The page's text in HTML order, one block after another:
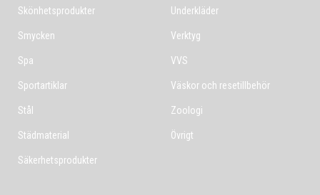
Skönhetsprodukter
Smycken
Spa
Sportartiklar
Stål
Städmaterial
Säkerhetsprodukter
Underkläder
Verktyg
VVS
Väskor och resetillbehör
Zoologi
Övrigt